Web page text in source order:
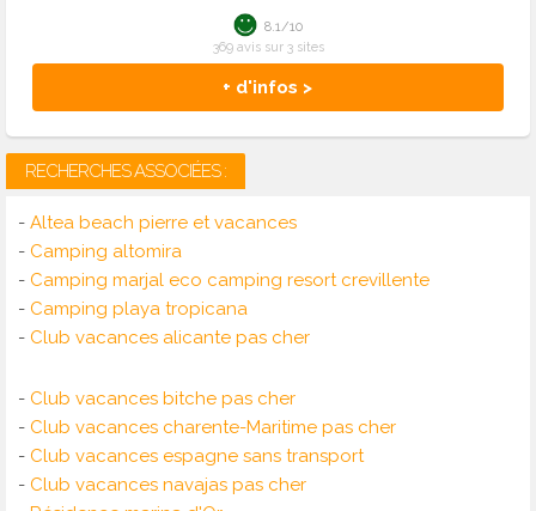
+ d'infos >
8.1/10
369 avis sur 3 sites
RECHERCHES ASSOCIÉES :
- Altea beach pierre et vacances
- Camping altomira
- Camping marjal eco camping resort crevillente
- Camping playa tropicana
- Club vacances alicante pas cher
- Club vacances bitche pas cher
- Club vacances charente-Maritime pas cher
- Club vacances espagne sans transport
- Club vacances navajas pas cher